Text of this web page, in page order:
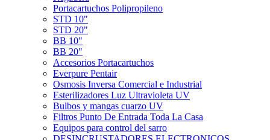
Portacartuchos Polipropileno
STD 10"
STD 20"
BB 10"
BB 20"
Accesorios Portacartuchos
Everpure Pentair
Osmosis Inversa Comercial e Industrial
Esterilizadores Luz Ultravioleta UV
Bulbos y mangas cuarzo UV
Filtros Punto De Entrada Toda La Casa
Equipos para control del sarro